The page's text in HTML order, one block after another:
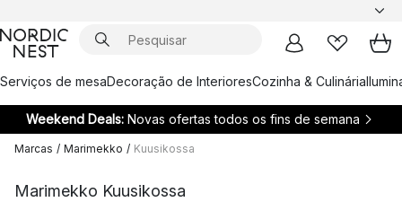
Serviços de mesaDecoração de InterioresCozinha & Culinária
Weekend Deals: Novas ofertas todos os fins de semana
Marcas / Marimekko / Kuusikossa
Marimekko Kuusikossa